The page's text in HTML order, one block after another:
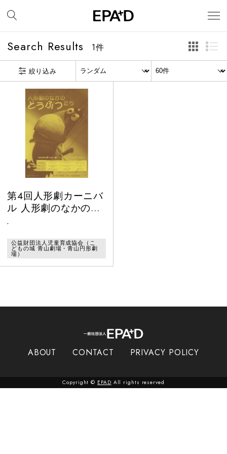
Search Results 1件
絞り込み
第4回人形劇カーニバ
ル 人形劇のなかのど
うぶつたち
-
公益財団法人児童育成協会（こ
どもの城 青山劇場・青山円形劇
場）
ABOUT CONTACT PRIVACY POLICY
Copyright © EPAD All rights reserved